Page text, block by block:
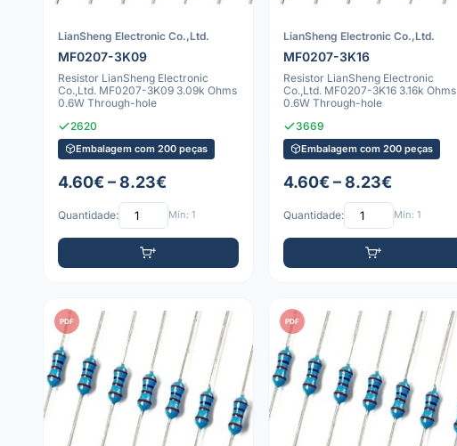
LianSheng Electronic Co.,Ltd.
MF0207-3K09
Resistor LianSheng Electronic
Co.,Ltd. MF0207-3K09 3.09k Ohms
0.6W Through-hole
2620
Embalagem com 200 peças
4.60€ – 8.23€
Quantidade: Mín: 1
LianSheng Electronic Co.,Ltd.
MF0207-3K16
Resistor LianSheng Electronic
Co.,Ltd. MF0207-3K16 3.16k Ohms
0.6W Through-hole
3669
Embalagem com 200 peças
4.60€ – 8.23€
Quantidade: Mín: 1
PDF PDF